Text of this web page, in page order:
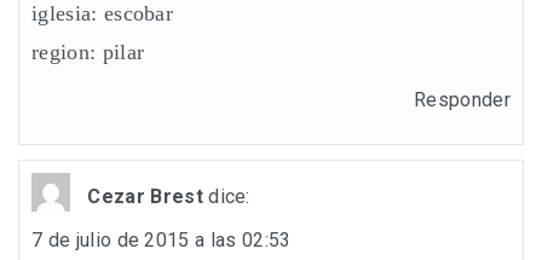
iglesia: escobar
region: pilar
Responder
Cezar Brest dice:
7 de julio de 2015 a las 02:53